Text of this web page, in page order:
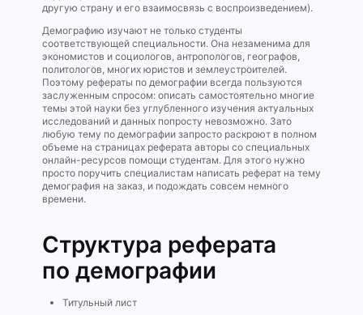
другую страну и его взаимосвязь с воспроизведением).
Демографию изучают не только студенты
соответствующей специальности. Она незаменима для
экономистов и социологов, антропологов, географов,
политологов, многих юристов и землеустроителей.
Поэтому рефераты по демографии всегда пользуются
заслуженным спросом: описать самостоятельно многие
темы этой науки без углубленного изучения актуальных
исследований и данных попросту невозможно. Зато
любую тему по демографии запросто раскроют в полном
объеме на страницах реферата авторы со специальных
онлайн-ресурсов помощи студентам. Для этого нужно
просто поручить специалистам написать реферат на тему
демография на заказ, и подождать совсем немного
времени.
Структура реферата
по демографии
Титульный лист